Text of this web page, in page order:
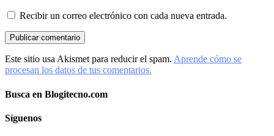
Recibir un correo electrónico con cada nueva entrada.
Este sitio usa Akismet para reducir el spam. Aprende cómo se
procesan los datos de tus comentarios.
Busca en Blogitecno.com
Síguenos